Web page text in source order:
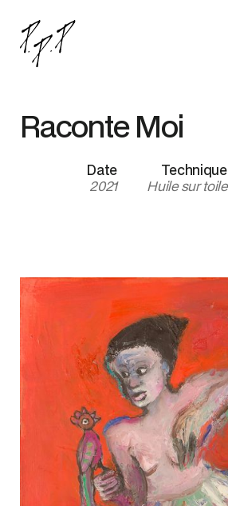
Raconte Moi
Date
2021
Technique
Huile sur toile